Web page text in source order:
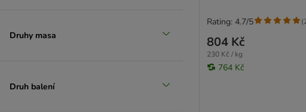
Druhy masa
Druh balení
804 Kč
230 Kč / kg
764 Kč
Rating: 4.7/5 (